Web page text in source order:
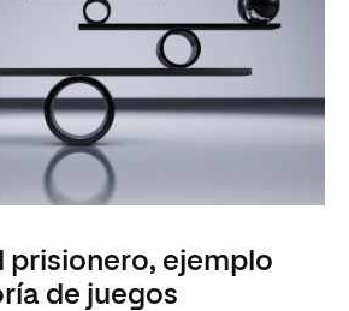
prisionero, ejemplo
de juegos